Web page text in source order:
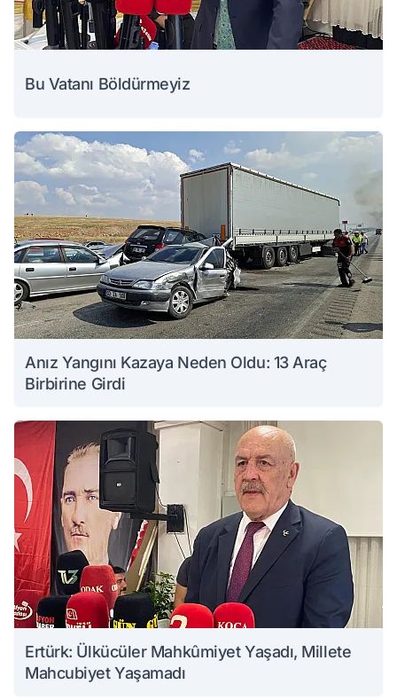
Bu Vatanı Böldürmeyiz
Anız Yangını Kazaya Neden Oldu: 13 Araç
Birbirine Girdi
Ertürk: Ülkücüler Mahkûmiyet Yaşadı, Millete
Mahcubiyet Yaşamadı